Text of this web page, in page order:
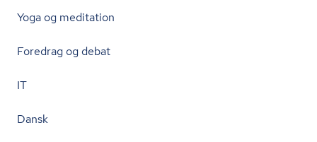
Yoga og meditation
Foredrag og debat
IT
Dansk